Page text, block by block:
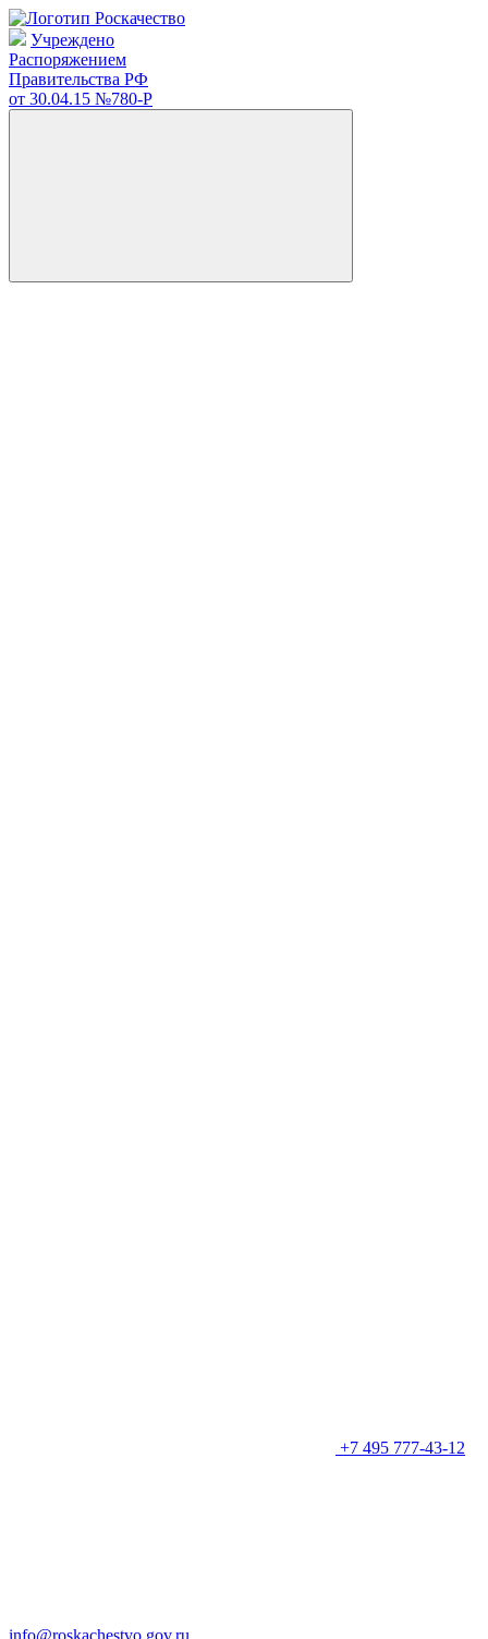
Учреждено
Распоряжением
Правительства РФ
от 30.04.15 №780-Р
+7 495 777-43-12
info@roskachestvo.gov.ru